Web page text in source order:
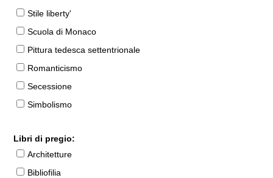
Stile liberty'
Scuola di Monaco
Pittura tedesca settentrionale
Romanticismo
Secessione
Simbolismo
Libri di pregio:
Architetture
Bibliofilia